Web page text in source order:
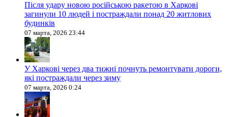
Після удару новою російською ракетою в Харкові
загинули 10 людей і постраждали понад 20 житлових
будинків
07 марта, 2026 23:44
У Харкові через два тижні почнуть ремонтувати дороги,
які постраждали через зиму
07 марта, 2026 0:24